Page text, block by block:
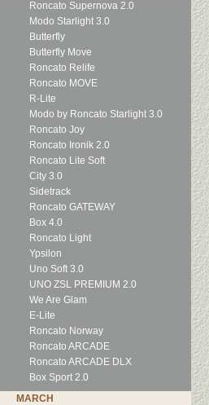
Roncato Supernova 2.0
Modo Starlight 3.0
Butterfly
Butterfly Move
Roncato Relife
Roncato MOVE
R-Lite
Modo by Roncato Starlight 3.0
Roncato Joy
Roncato Ironik 2.0
Roncato Lite Soft
City 3.0
Sidetrack
Roncato GATEWAY
Box 4.0
Roncato Light
Ypsilon
Uno Soft 3.0
UNO ZSL PREMIUM 2.0
We Are Glam
E-Lite
Roncato Norway
Roncato ARCADE
Roncato ARCADE DLX
Box Sport 2.0
MARCH